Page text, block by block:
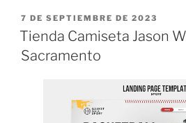
PUBLICADO
EL
7 DE SEPTIEMBRE DE 2023
Tienda Camiseta Jason
Sacramento